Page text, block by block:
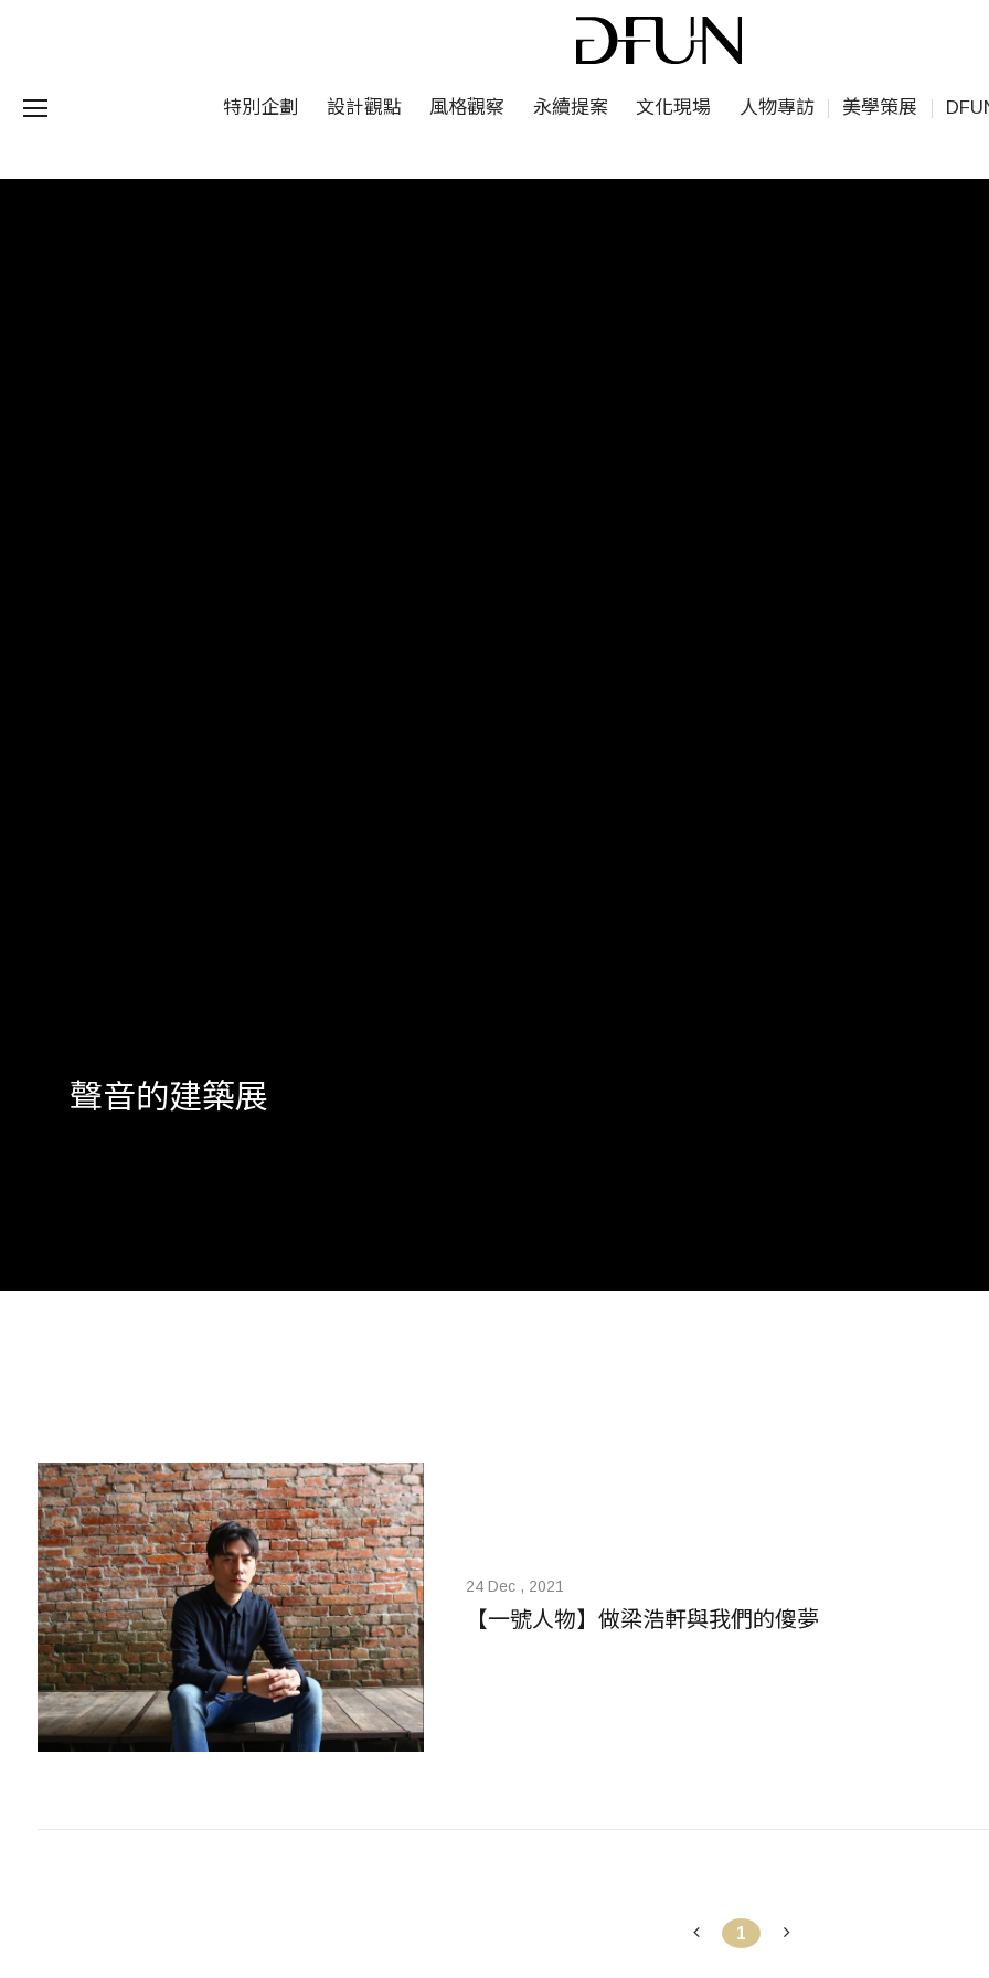
特別企劃 設計觀點 風格觀察 永續提案 文化現場 人物專訪 美學策展
聲音的建築展
24 Dec , 2021
【一號人物】做梁浩軒與我們的傻夢
1